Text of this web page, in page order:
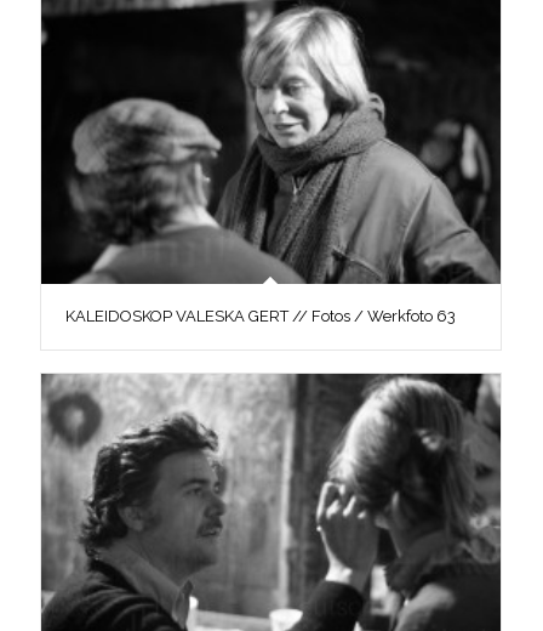
KALEIDOSKOP VALESKA GERT // Fotos / Werkfoto 63